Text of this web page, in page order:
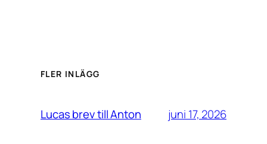
FLER INLÄGG
Lucas brev till Anton juni 17, 2026